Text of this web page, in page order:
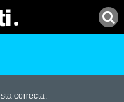
correcta.